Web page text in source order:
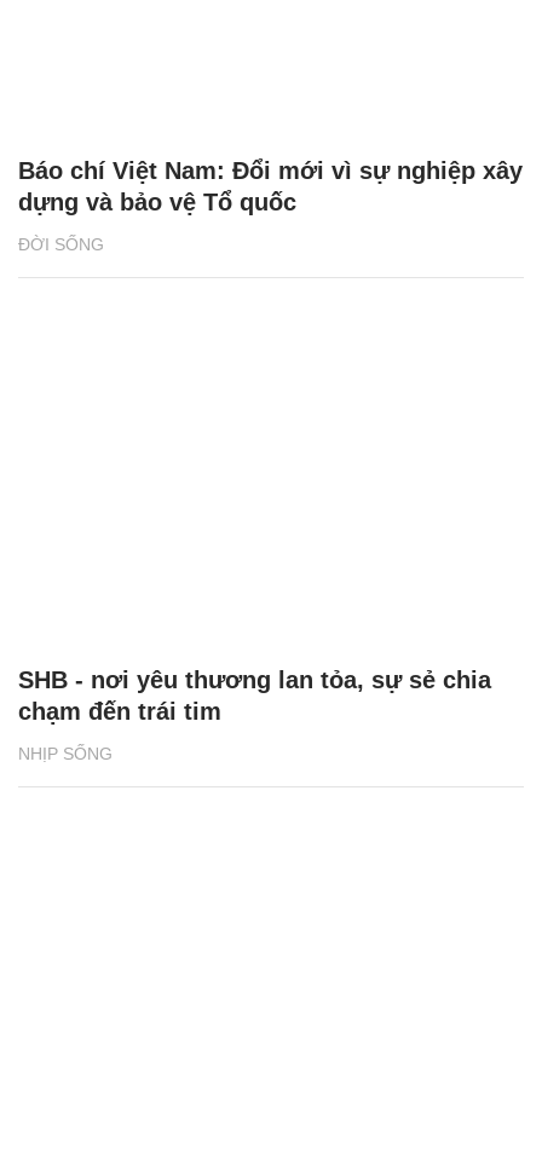
ĐỜI SỐNG
Báo chí Việt Nam: Đổi mới vì sự nghiệp xây
dựng và bảo vệ Tổ quốc
NHỊP SỐNG
SHB - nơi yêu thương lan tỏa, sự sẻ chia
chạm đến trái tim